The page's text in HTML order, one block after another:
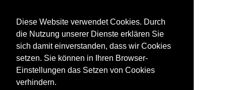
Diese Website verwendet Cookies. Durch
die Nutzung unserer Dienste erklären Sie
sich damit einverstanden, dass wir Cookies
setzen. Sie können in Ihren Browser-
Einstellungen das Setzen von Cookies
verhindern.